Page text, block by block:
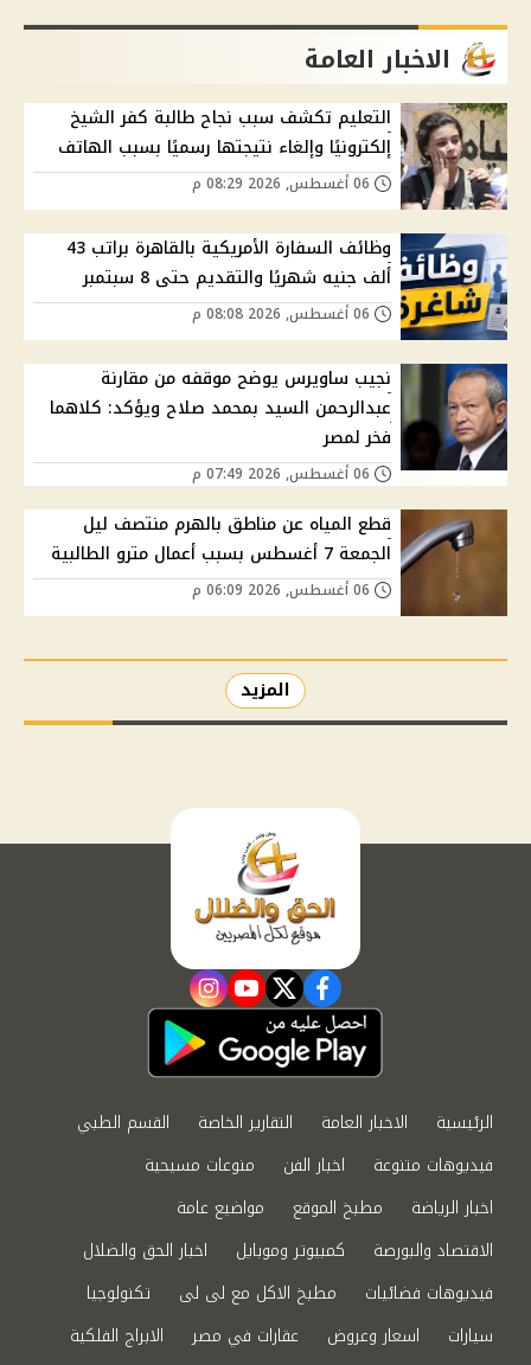
الاخبار العامة
التعليم تكشف سبب نجاح طالبة كفر الشيخ
إلكترونيًا وإلغاء نتيجتها رسميًا بسبب الهاتف
وظائف السفارة الأمريكية بالقاهرة براتب 43
ألف جنيه شهريًا والتقديم حتى 8 سبتمبر
نجيب ساويرس يوضح موقفه من مقارنة
عبدالرحمن السيد بمحمد صلاح ويؤكد: كلاهما
فخر لمصر
قطع المياه عن مناطق بالهرم منتصف ليل
الجمعة 7 أغسطس بسبب أعمال مترو الطالبية
المزيد
facebook
twitter
youtube
instagram
الرئيسية الاخبار العامة التقارير الخاصة
القسم الطبي
فيديوهات متنوعة
اخبار الفن
منوعات مسيحية
اخبار الرياضة
مطبخ الموقع
مواضيع عامة
الاقتصاد والبورصة
كمبيوتر وموبايل
اخبار الحق والضلال
فيديوهات فضائيات
مطبخ الاكل مع لى لى
تكنولوجيا
سيارات
اسعار وعروض عقارات في مصر
الابراج الفلكية